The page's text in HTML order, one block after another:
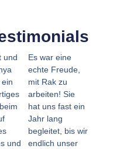
und
und
Es war eine
echte Freude,
mit Rak zu
arbeiten! Sie
hat uns fast ein
Jahr lang
begleitet, bis wir
endlich unser